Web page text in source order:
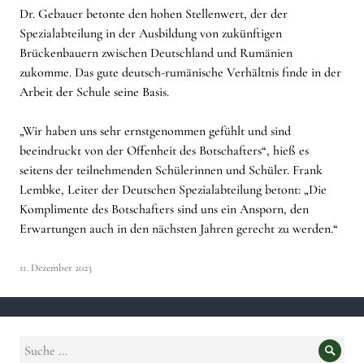
Dr. Gebauer betonte den hohen Stellenwert, der der
Spezialabteilung in der Ausbildung von zukünftigen
Brückenbauern zwischen Deutschland und Rumänien
zukomme. Das gute deutsch-rumänische Verhältnis finde in der
Arbeit der Schule seine Basis.
„Wir haben uns sehr ernstgenommen gefühlt und sind
beeindruckt von der Offenheit des Botschafters“, hieß es
seitens der teilnehmenden Schülerinnen und Schüler. Frank
Lembke, Leiter der Deutschen Spezialabteilung betont: „Die
Komplimente des Botschafters sind uns ein Ansporn, den
Erwartungen auch in den nächsten Jahren gerecht zu werden.“
11. Dezember 2023
Suche
Suche